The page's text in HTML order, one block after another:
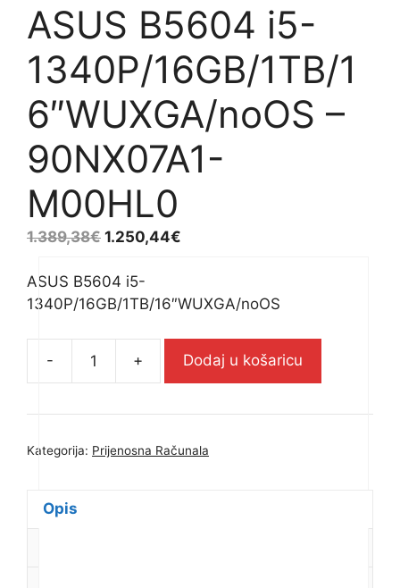
ASUS B5604 i5-
1340P/16GB/1TB/1
6″WUXGA/noOS –
90NX07A1-
M00HL0
1.389,38€ 1.250,44€
ASUS B5604 i5-
1340P/16GB/1TB/16″WUXGA/noOS
-
ASUS
i5-
-
+ Dodaj u košaricu
Kategorija: Prijenosna Računala
Opis